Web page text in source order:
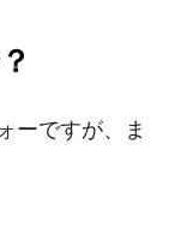
ーですが、ま